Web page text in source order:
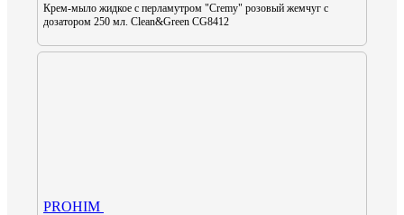
Крем-мыло жидкое с перламутром "Cremy" розовый жемчуг с
дозатором 250 мл. Clean&Green CG8412
PROHIM